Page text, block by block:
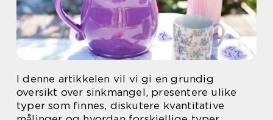
I denne artikkelen vil vi gi en grundig
oversikt over sinkmangel, presentere ulike
typer som finnes, diskutere kvantitative